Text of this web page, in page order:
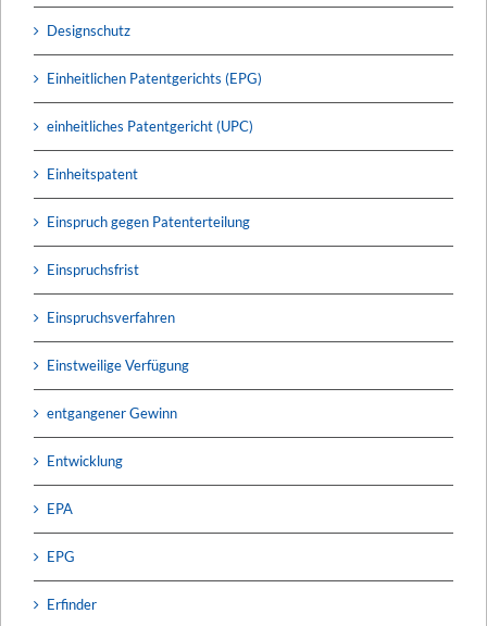
Designschutz
Einheitlichen Patentgerichts (EPG)
einheitliches Patentgericht (UPC)
Einheitspatent
Einspruch gegen Patenterteilung
Einspruchsfrist
Einspruchsverfahren
Einstweilige Verfügung
entgangener Gewinn
Entwicklung
EPA
EPG
Erfinder